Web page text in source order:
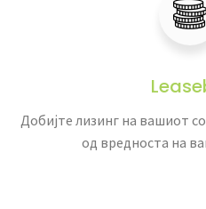
Добијте лизинг на вашиот
од вредноста на